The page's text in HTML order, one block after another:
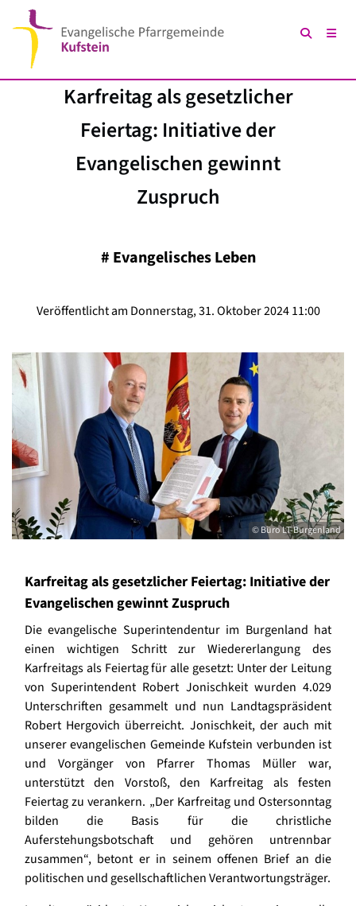
Karfreitag als gesetzlicher
Feiertag: Initiative der
Evangelischen gewinnt
Zuspruch
# Evangelisches Leben
Veröffentlicht am Donnerstag, 31. Oktober 2024 11:00
© Büro LT-Burgenland
Karfreitag als gesetzlicher Feiertag: Initiative der
Evangelischen gewinnt Zuspruch
Die evangelische Superintendentur im Burgenland hat
einen wichtigen Schritt zur Wiedererlangung des
Karfreitags als Feiertag für alle gesetzt: Unter der Leitung
von Superintendent Robert Jonischkeit wurden 4.029
Unterschriften gesammelt und nun Landtagspräsident
Robert Hergovich überreicht. Jonischkeit, der auch mit
unserer evangelischen Gemeinde Kufstein verbunden ist
und Vorgänger von Pfarrer Thomas Müller war,
unterstützt den Vorstoß, den Karfreitag als festen
Feiertag zu verankern. „Der Karfreitag und Ostersonntag
bilden die Basis für die christliche
Auferstehungsbotschaft und gehören untrennbar
zusammen“, betont er in seinem offenen Brief an die
politischen und gesellschaftlichen Verantwortungsträger.